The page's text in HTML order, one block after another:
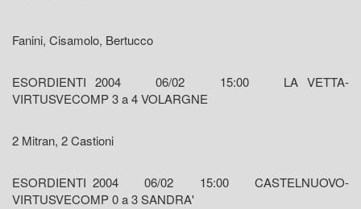
Fanini, Cisamolo, Bertucco
ESORDIENTI 2004 06/02 15:00 LA VETTA-
VIRTUSVECOMP 3 a 4 VOLARGNE
2 Mitran, 2 Castioni
ESORDIENTI 2004 06/02 15:00 CASTELNUOVO-
VIRTUSVECOMP 0 a 3 SANDRA'